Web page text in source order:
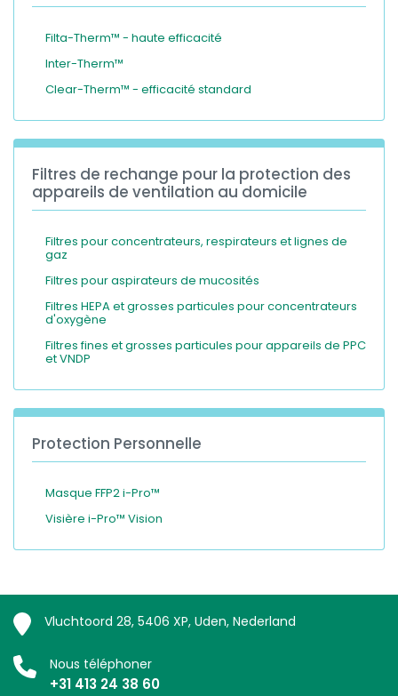
Filta-Therm™ - haute efficacité
Inter-Therm™
Clear-Therm™ - efficacité standard
Filtres de rechange pour la protection des
appareils de ventilation au domicile
Filtres pour concentrateurs, respirateurs et lignes de
gaz
Filtres pour aspirateurs de mucosités
Filtres HEPA et grosses particules pour concentrateurs
d'oxygène
Filtres fines et grosses particules pour appareils de PPC
et VNDP
Protection Personnelle
Masque FFP2 i-Pro™
Visière i-Pro™ Vision
Vluchtoord 28, 5406 XP, Uden, Nederland
Nous téléphoner
+31 413 24 38 60